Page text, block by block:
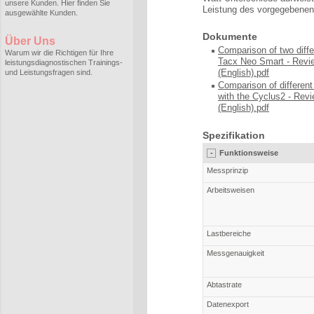
unsere Kunden. Hier finden Sie
ausgewählte Kunden.
Über Uns
Warum wir die Richtigen für Ihre
leistungsdiagnostischen Trainings-
und Leistungsfragen sind.
Leistung des
Dokumente
Comparison of two
Tacx Neo Smart -
(English).pdf
Comparison of
with the Cyclus2 -
(English).pdf
Spezifikation
- Funktionsweise
Messprinzip
Arbeitsweisen
Lastbereiche
Messgenauigkeit
Abtastrate
Datenexport